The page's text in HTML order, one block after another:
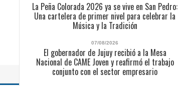
La Peña Colorada 2026 ya se vive en San Pedro:
Una cartelera de primer nivel para celebrar la
Música y la Tradición
07/08/2026
El gobernador de Jujuy recibió a la Mesa
Nacional de CAME Joven y reafirmó el trabajo
conjunto con el sector empresario